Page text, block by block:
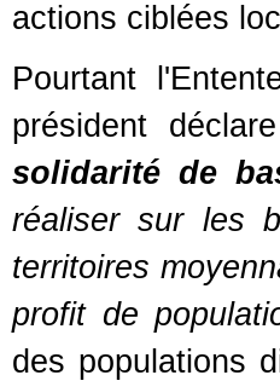
actions ciblées
Pourtant
président
solidarité de
réaliser sur les
territoires
profit de
des populations